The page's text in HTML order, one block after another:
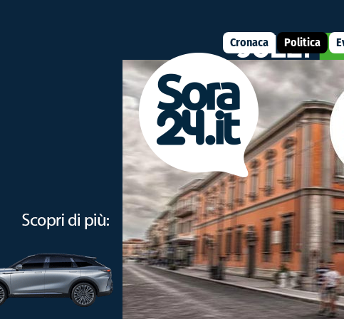
Cronaca Politica